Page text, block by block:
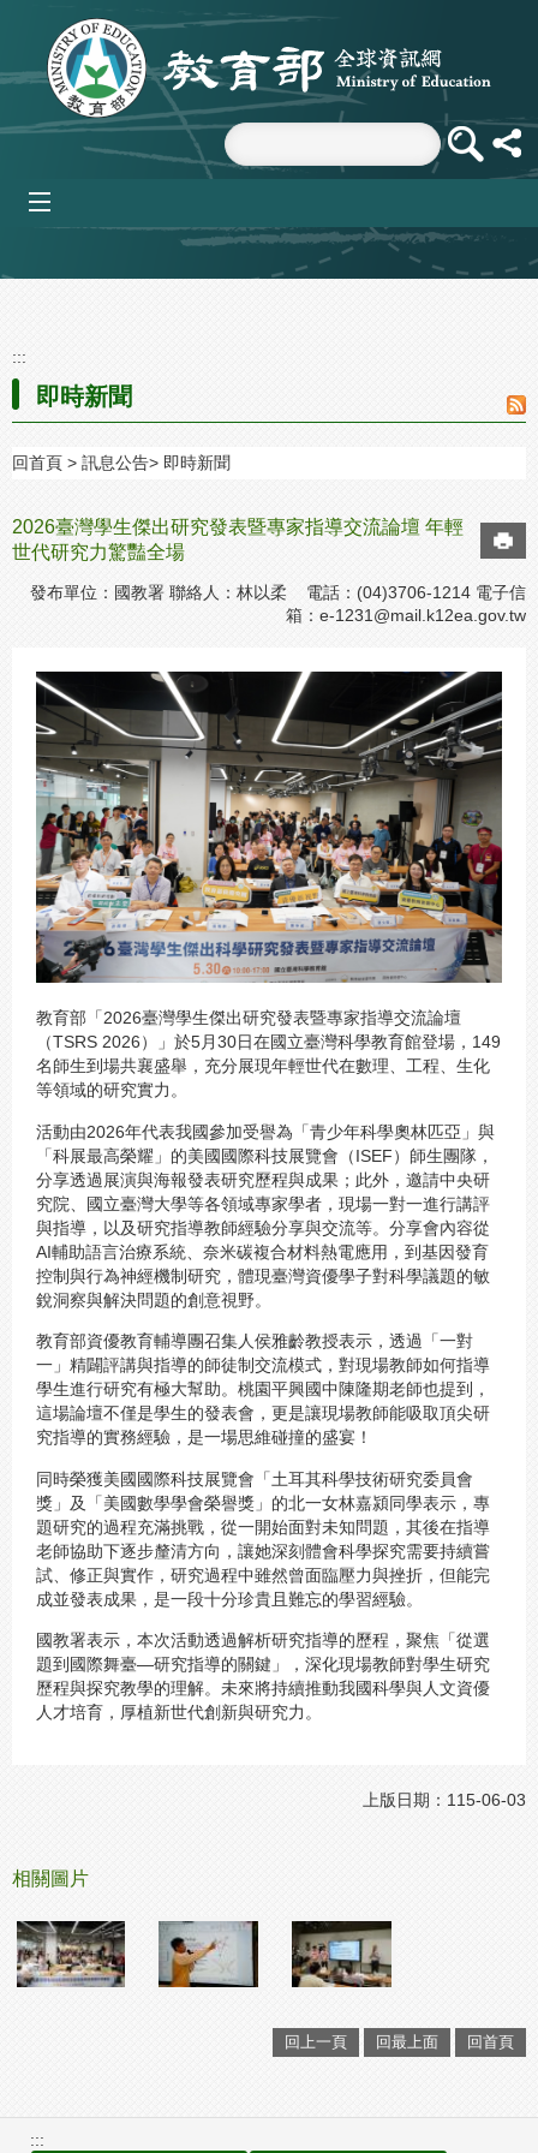
跳到主要內容區塊
:::
即時新聞
回首頁 訊息公告 即時新聞
2026臺灣學生傑出研究發表暨專家指導交流論壇 年輕
世代研究力驚豔全場
發布單位：國教署 聯絡人：林以柔 電話：(04)3706-1214 電子信
箱： e-1231@mail.k12ea.gov.tw
教育部「2026臺灣學生傑出研究發表暨專家指導交流論壇
（TSRS 2026）」於5月30日在國立臺灣科學教育館登場，149
名師生到場共襄盛舉，充分展現年輕世代在數理、工程、生化
等領域的研究實力。
活動由2026年代表我國參加受譽為「青少年科學奧林匹亞」與
「科展最高榮耀」的美國國際科技展覽會（ISEF）師生團隊，
分享透過展演與海報發表研究歷程與成果；此外，邀請中央研
究院、國立臺灣大學等各領域專家學者，現場一對一進行講評
與指導，以及研究指導教師經驗分享與交流等。分享會內容從
AI輔助語言治療系統、奈米碳複合材料熱電應用，到基因發育
控制與行為神經機制研究，體現臺灣資優學子對科學議題的敏
銳洞察與解決問題的創意視野。
教育部資優教育輔導團召集人侯雅齡教授表示，透過「一對
一」精闢評講與指導的師徒制交流模式，對現場教師如何指導
學生進行研究有極大幫助。桃園平興國中陳隆期老師也提到，
這場論壇不僅是學生的發表會，更是讓現場教師能吸取頂尖研
究指導的實務經驗，是一場思維碰撞的盛宴！
同時榮獲美國國際科技展覽會「土耳其科學技術研究委員會
獎」及「美國數學學會榮譽獎」的北一女林嘉潁同學表示，專
題研究的過程充滿挑戰，從一開始面對未知問題，其後在指導
老師協助下逐步釐清方向，讓她深刻體會科學探究需要持續嘗
試、修正與實作，研究過程中雖然曾面臨壓力與挫折，但能完
成並發表成果，是一段十分珍貴且難忘的學習經驗。
國教署表示，本次活動透過解析研究指導的歷程，聚焦「從選
題到國際舞臺—研究指導的關鍵」，深化現場教師對學生研究
歷程與探究教學的理解。未來將持續推動我國科學與人文資優
人才培育，厚植新世代創新與研究力。
上版日期：115-06-03
相關圖片
回上一頁 回最上面 回首頁
:::